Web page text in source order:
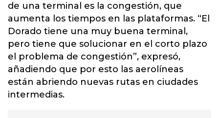
de una terminal es la congestión, que
aumenta los tiempos en las plataformas. “El
Dorado tiene una muy buena terminal,
pero tiene que solucionar en el corto plazo
el problema de congestión”, expresó,
añadiendo que por esto las aerolíneas
están abriendo nuevas rutas en ciudades
intermedias.